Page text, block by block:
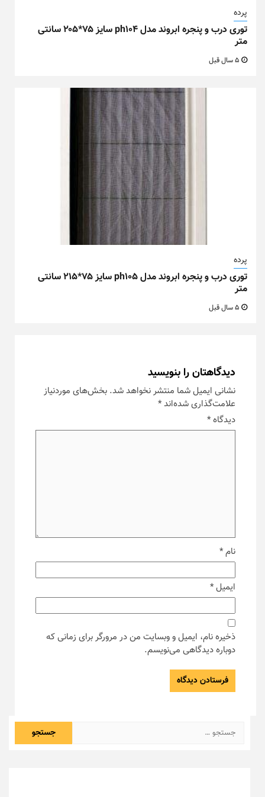
پرده
توری درب و پنجره ابروند مدل ph104 سایز ۷۵*۲۰۵ سانتی
متر
پرده
توری درب و پنجره ابروند مدل ph105 سایز ۷۵*۲۱۵ سانتی
متر
دیدگاهتان را بنویسید
نشانی ایمیل شما منتشر نخواهد شد. بخش‌های موردنیاز
علامت‌گذاری شده‌اند*
دیدگاه*
نام*
ایمیل*
ذخیره نام، ایمیل و وبسایت من در مرورگر برای زمانی که
دوباره دیدگاهی می‌نویسم.
جستجو
برای: